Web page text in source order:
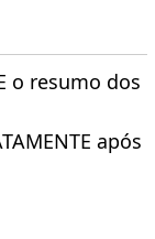
o resumo dos
após